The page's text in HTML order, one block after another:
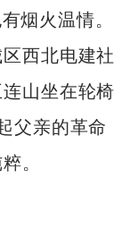
烟火温情。
西北电建社
山坐在轮椅
父亲的革命
。